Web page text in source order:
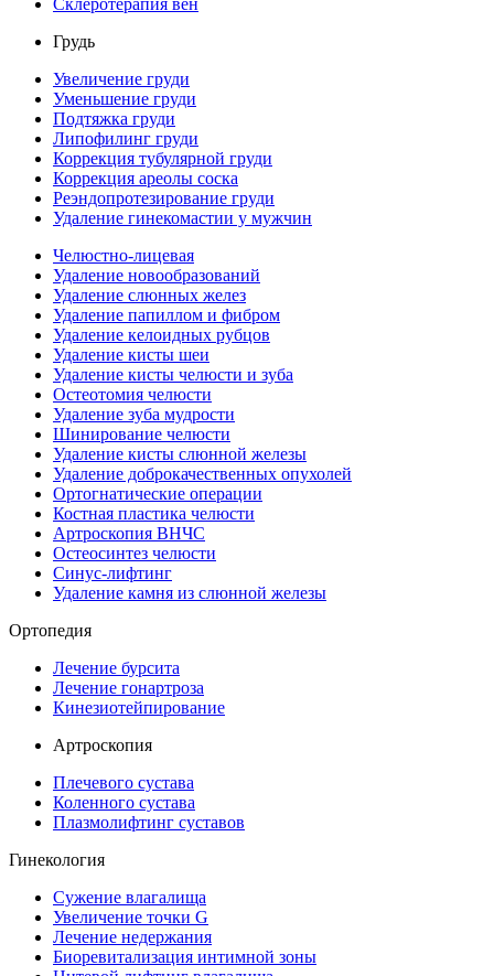
Склеротерапия вен
Грудь
Увеличение груди
Уменьшение груди
Подтяжка груди
Липофилинг груди
Коррекция тубулярной груди
Коррекция ареолы соска
Реэндопротезирование груди
Удаление гинекомастии у мужчин
Челюстно-лицевая
Удаление новообразований
Удаление слюнных желез
Удаление папиллом и фибром
Удаление келоидных рубцов
Удаление кисты шеи
Удаление кисты челюсти и зуба
Остеотомия челюсти
Удаление зуба мудрости
Шинирование челюсти
Удаление кисты слюнной железы
Удаление доброкачественных опухолей
Ортогнатические операции
Костная пластика челюсти
Артроскопия ВНЧС
Остеосинтез челюсти
Синус-лифтинг
Удаление камня из слюнной железы
Ортопедия
Лечение бурсита
Лечение гонартроза
Кинезиотейпирование
Артроскопия
Плечевого сустава
Коленного сустава
Плазмолифтинг суставов
Гинекология
Сужение влагалища
Увеличение точки G
Лечение недержания
Биоревитализация интимной зоны